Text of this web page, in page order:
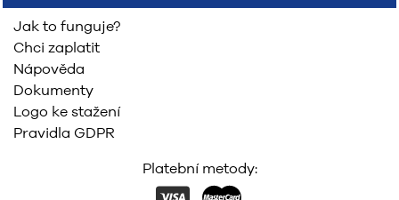
Jak to funguje?
Chci zaplatit
Nápověda
Dokumenty
Logo ke stažení
Pravidla GDPR
Platební metody: